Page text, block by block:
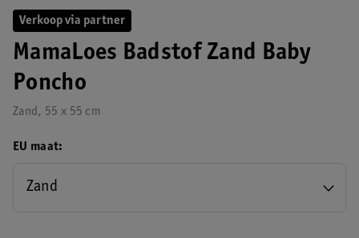
Verkoop via partner
MamaLoes Badstof Zand Baby
Poncho
Zand, 55 x 55 cm
EU maat
Zand